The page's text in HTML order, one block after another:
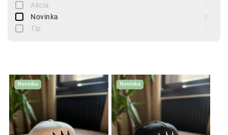
Akcia
Novinka 2
Tip
Novinka Novinka